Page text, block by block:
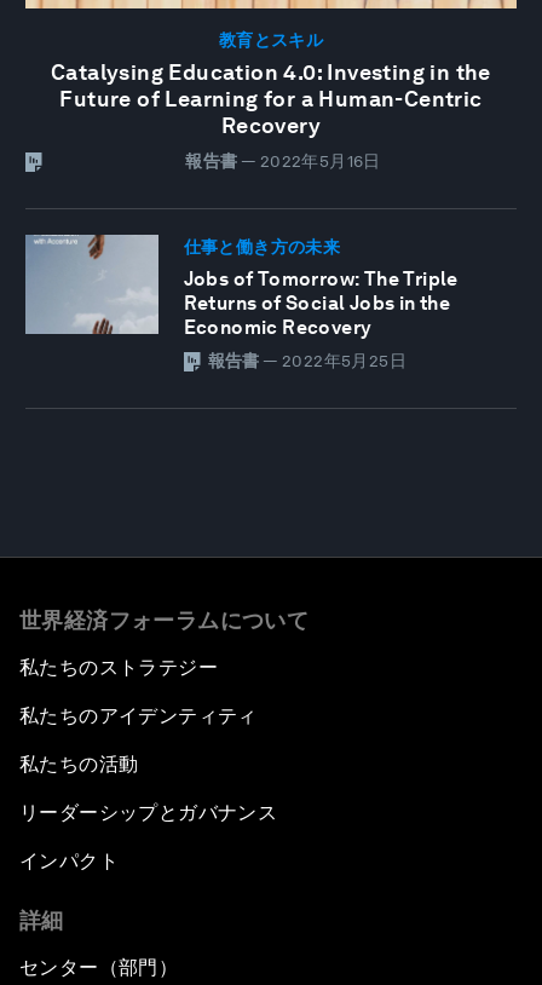
教育とスキル
Catalysing Education 4.0: Investing in the
Future of Learning for a Human-Centric
Recovery
報告書 — 2022年5月16日
仕事と働き方の未来
Jobs of Tomorrow: The Triple
Returns of Social Jobs in the
Economic Recovery
報告書 — 2022年5月25日
世界経済フォーラムについて
私たちのストラテジー
私たちのアイデンティティ
私たちの活動
リーダーシップとガバナンス
インパクト
詳細
センター（部門）